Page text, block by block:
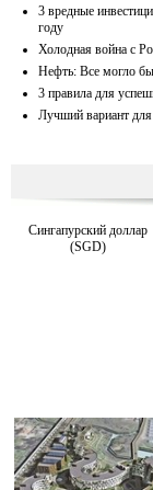
3 вредные
году
Холодная война с
Нефть: Все могло
3 правила для
Лучший вариант
Сингапурский доллар
(SGD)